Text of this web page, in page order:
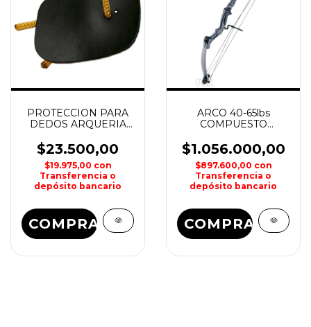
PROTECCION PARA
DEDOS ARQUERIA
$23.500,00
$19.975,00 con
Transferencia o
depósito bancario
COMPRAR
ARCO 40-65lbs
COMPUESTO
$1.056.000,00
$897.600,00 con
Transferencia o
depósito bancario